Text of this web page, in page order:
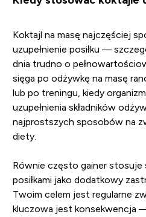
Koktajl na masę najczęściej
uzupełnienie posiłku —
dnia trudno o
sięga po odżywkę na masę
lub po treningu, kiedy
uzupełnienia składników
najprostszych sposobów na
diety.
Równie często gainer stosuje
posiłkami jako dodatkowy
Twoim celem jest regularne
kluczowa jest konsekwencja